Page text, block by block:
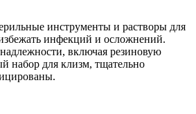
инструменты и растворы для
инфекций и осложнений.
включая резиновую
набор для клизм, тщательно